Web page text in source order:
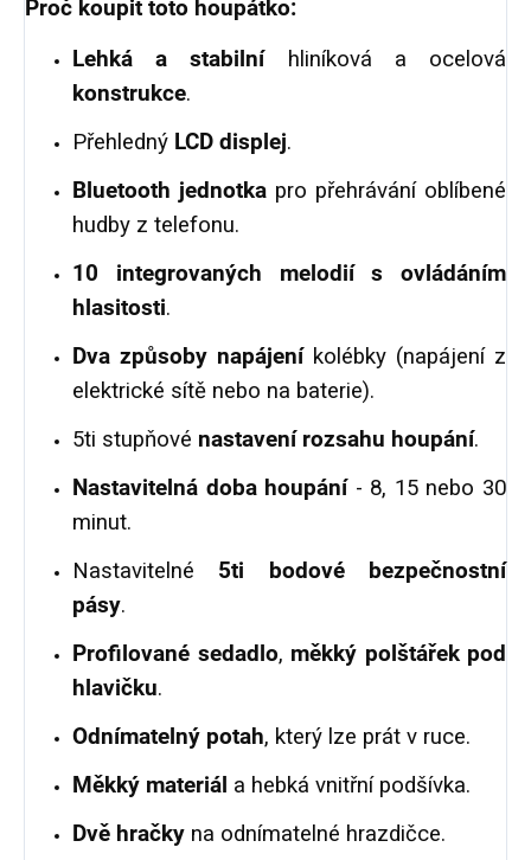
Proč koupit toto houpátko:
Lehká a stabilní hliníková a ocelová
konstrukce.
Přehledný LCD displej.
Bluetooth jednotka pro přehrávání oblíbené
hudby z telefonu.
10 integrovaných melodií s ovládáním
hlasitosti.
Dva způsoby napájeníkolébky (napájení z
elektrické sítě nebo na baterie).
5ti stupňové nastavení rozsahu houpání.
Nastavitelná doba houpání- 8, 15 nebo 30
minut.
Nastavitelné 5ti bodové bezpečnostní
pásy.
Profilované sedadlo, měkký polštářek pod
hlavičku.
Odnímatelný potah, který lze prát v ruce.
Měkký materiál a hebká vnitřní podšívka.
Dvě hračky na odnímatelné hrazdičce.